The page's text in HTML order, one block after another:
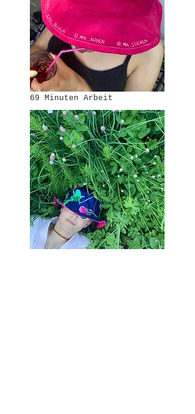
69 Minuten Arbeit